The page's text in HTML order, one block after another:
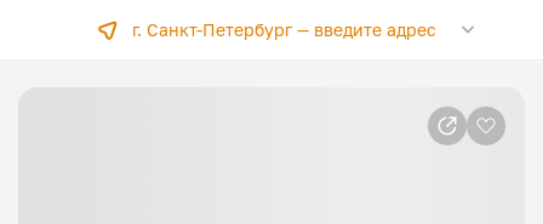
г. Санкт-Петербург —введите адрес